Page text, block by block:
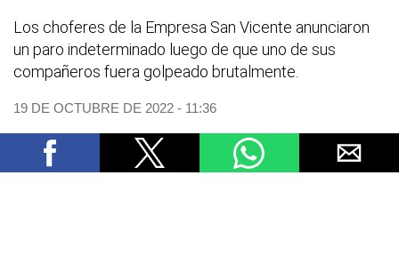
Los choferes de la Empresa San Vicente anunciaron
un paro indeterminado luego de que uno de sus
compañeros fuera golpeado brutalmente.
19 DE OCTUBRE DE 2022 - 11:36